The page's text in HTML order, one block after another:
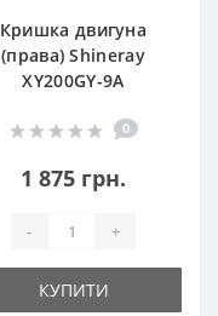
Кришка двигуна
(права) Shineray
XY200GY-9A
0
1 875 грн.
- +
КУПИТИ